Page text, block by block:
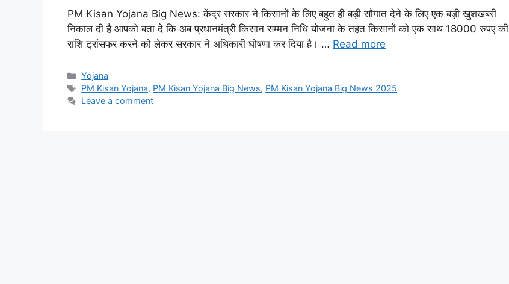
PM Kisan Yojana Big News: केंद्र सरकार ने किसानों के लिए बहुत ही बड़ी सौगात देने के लिए एक बड़ी खुशखबरी
निकाल दी है आपको बता दे कि अब प्रधानमंत्री किसान सम्मन निधि योजना के तहत किसानों को एक साथ 18000 रुपए की
राशि ट्रांसफर करने को लेकर सरकार ने अधिकारी घोषणा कर दिया है। … Read more
Categories
Yojana
Tags
PM Kisan Yojana, PM Kisan Yojana Big News, PM Kisan Yojana Big News 2025
Leave a comment